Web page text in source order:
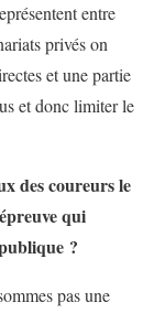
entre
privés on
et une partie
et donc limiter le
des coureurs le
qui
?
pas une